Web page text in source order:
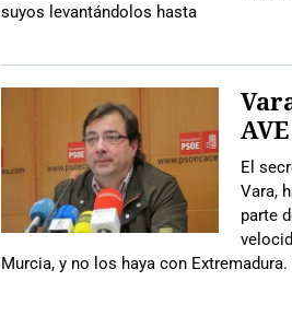
suyos levantándolos hasta
El
Vara,
parte
Murcia, y no los haya con Extremadura.